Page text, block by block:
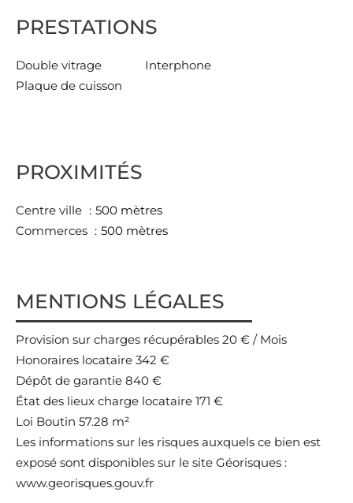
PRESTATIONS
Double vitrage
Interphone
Plaque de cuisson
PROXIMITÉS
Centre ville
500 mètres
Commerces
500 mètres
MENTIONS LÉGALES
Provision sur charges récupérables 20 € / Mois
Honoraires locataire 342 €
Dépôt de garantie 840 €
État des lieux charge locataire 171 €
Loi Boutin 57.28 m²
Les informations sur les risques auxquels ce bien est
exposé sont disponibles sur le site Géorisques :
www.georisques.gouv.fr